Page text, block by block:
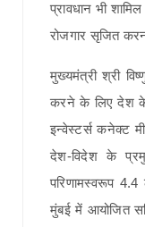
प्रावधान भी
रोजगार सृजित
मुख्यमंत्री श्री
करने के लिए देश
इन्वेस्टर्स कनेक्ट
देश-विदेश के
परिणामस्वरूप
मुंबई में आयोजित